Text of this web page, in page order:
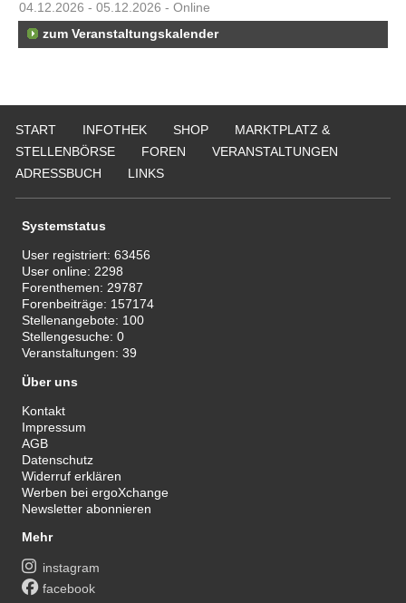
04.12.2026 - 05.12.2026 - Online
zum Veranstaltungskalender
START INFOTHEK SHOP
MARKTPLATZ &
STELLENBÖRSE
FOREN
VERANSTALTUNGEN
ADRESSBUCH
LINKS
Systemstatus
User registriert:63456
User online: 2298
Forenthemen: 29787
Forenbeiträge: 157174
Stellenangebote: 100
Stellengesuche:0
Veranstaltungen:39
Über uns
Kontakt
Impressum
AGB
Datenschutz
Widerruf erklären
Werben bei ergoXchange
Newsletter abonnieren
Mehr
instagram
facebook